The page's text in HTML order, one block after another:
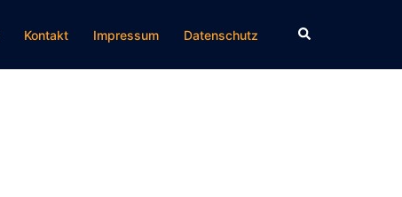
Kontakt Impressum Datenschutz Suche